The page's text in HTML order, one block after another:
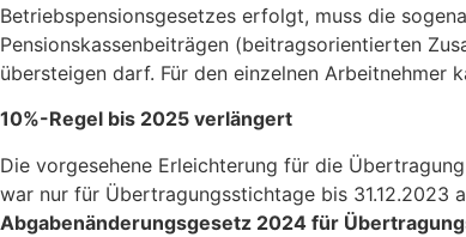
Betriebspensionsgesetzes erfolgt, muss die
Pensionskassenbeiträgen (beitragsorientierten
übersteigen darf. Für den einzelnen Arbeitnehmer
10%-Regel bis 2025 verlängert
Die vorgesehene Erleichterung für die
war nur für Übertragungsstichtage bis 31.12.2023
Abgabenänderungsgesetz 2024 für